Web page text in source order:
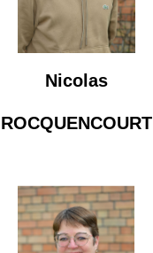
Nicolas
ROCQUENCOURT